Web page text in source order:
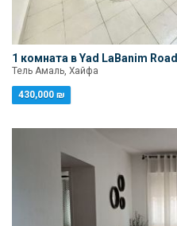
1 комната в Yad LaBanim Road
Тель Амаль, Хайфа
430,000 ₪